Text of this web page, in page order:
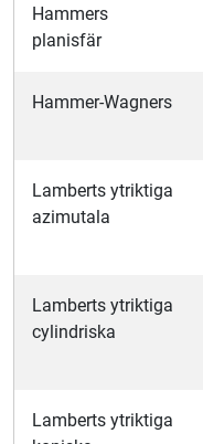
Hammers
planisfär
Hammer-Wagners
Lamberts ytriktiga
azimutala
Lamberts ytriktiga
cylindriska
Lamberts ytriktiga